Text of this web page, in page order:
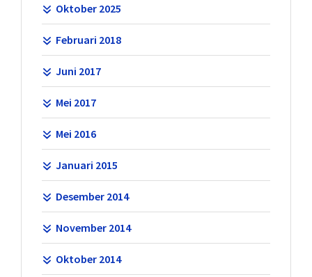
Oktober 2025
Februari 2018
Juni 2017
Mei 2017
Mei 2016
Januari 2015
Desember 2014
November 2014
Oktober 2014